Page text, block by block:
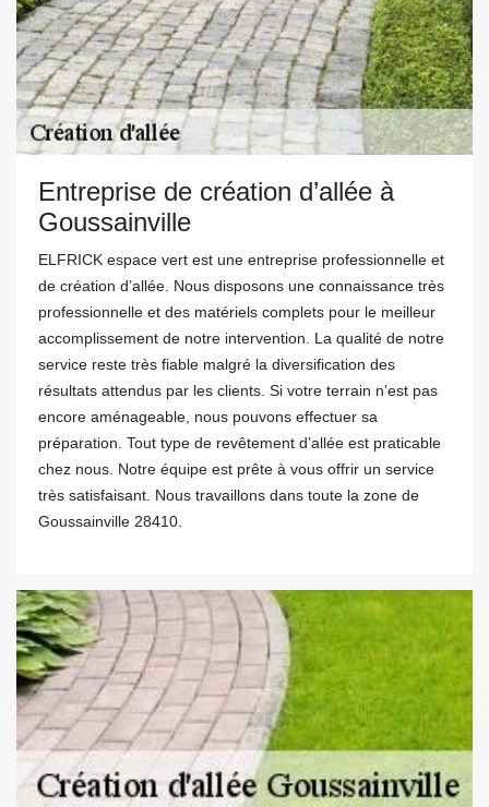
Entreprise de création d’allée à
Goussainville
ELFRICK espace vert est une entreprise professionnelle et
de création d’allée. Nous disposons une connaissance très
professionnelle et des matériels complets pour le meilleur
accomplissement de notre intervention. La qualité de notre
service reste très fiable malgré la diversification des
résultats attendus par les clients. Si votre terrain n’est pas
encore aménageable, nous pouvons effectuer sa
préparation. Tout type de revêtement d’allée est praticable
chez nous. Notre équipe est prête à vous offrir un service
très satisfaisant. Nous travaillons dans toute la zone de
Goussainville 28410.